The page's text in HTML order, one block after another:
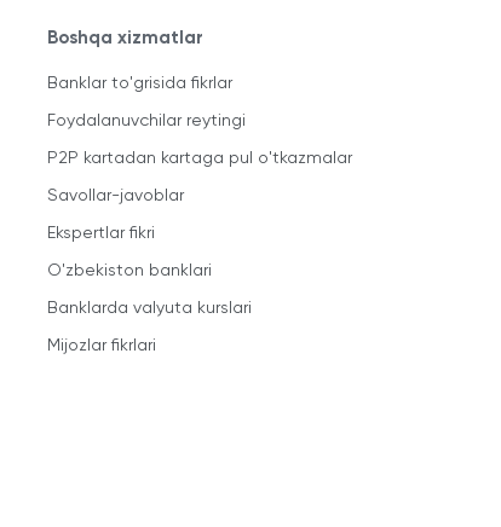
Boshqa xizmatlar
Banklar to'grisida fikrlar
Foydalanuvchilar reytingi
P2P kartadan kartaga pul o'tkazmalar
Savollar-javoblar
Ekspertlar fikri
O'zbekiston banklari
Banklarda valyuta kurslari
Mijozlar fikrlari